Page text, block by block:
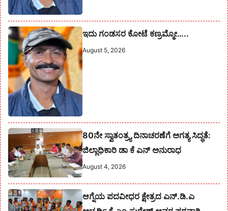
ಇದು ಗಂಡಸರ ಕೋಟೆ ಕಣ್ರಮ್ಮೋ…..
August 5, 2026
80ನೇ ಸ್ವಾತಂತ್ರ್ಯ ದಿನಾಚರಣೆಗೆ ಅಗತ್ಯ ಸಿದ್ಧತೆ:
ಜಿಲ್ಲಾಧಿಕಾರಿ ಡಾ ಕೆ ಎನ್ ಅನುರಾಧ
August 4, 2026
ಆಗ್ನೆಯ ಪದವೀಧರ ಕ್ಷೇತ್ರದ ಎನ್.ಡಿ.ಎ